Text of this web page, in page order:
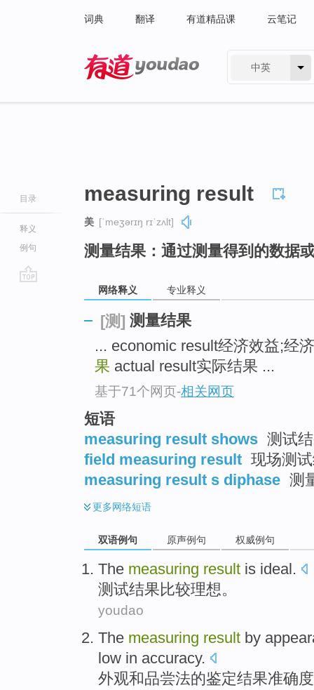
词典 翻译 有道精品课 云笔记
中英
目录
释义
例句
measuring result
美 [ˈmeʒərɪŋ rɪˈzʌlt]
测量结果：通过测量得到的数据
网络释义 专业释义
[测] 测量结果
... economic result经济效益;经
果 actual result实际结果 ...
基于71个网页-相关网页
短语
measuring result shows 测试
field measuring result 现场测
measuring result s diphase 测
更多网络短语
双语例句 原声例句 权威例句
The measuring result is ideal .
测试结果比较理想。
youdao
The measuring result by
low in accuracy.
外观和品尝法的鉴定结果准确度